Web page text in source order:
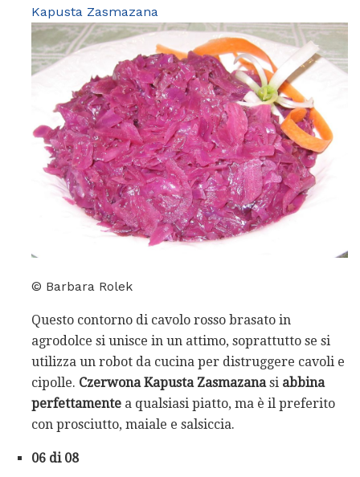
Kapusta Zasmazana
© Barbara Rolek
Questo contorno di cavolo rosso brasato in
agrodolce si unisce in un attimo, soprattutto se si
utilizza un robot da cucina per distruggere cavoli e
cipolle. Czerwona Kapusta Zasmazanasi abbina
perfettamente a qualsiasi piatto, ma è il preferito
con prosciutto, maiale e salsiccia.
06 di 08